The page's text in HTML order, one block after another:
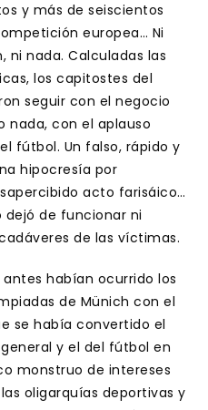
y más de seiscientos
europea… Ni
ni nada. Calculadas las
los capitostes del
seguir con el negocio
nada, con el aplauso
fútbol. Un falso, rápido y
hipocresía por
acto farisáico…
dejó de funcionar ni
de las víctimas.
habían ocurrido los
de Münich con el
se había convertido el
y el del fútbol en
monstruo de intereses
oligarquías deportivas y